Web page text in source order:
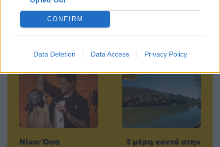
CONFIRM
Data Deletion Data Access Privacy Policy
Προηγούμενο
Νίνο: Όσα
Επόμενο
3 μέρη κοντά στην